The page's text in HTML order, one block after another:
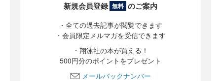
新規会員登録 無料 のご案内
・全ての過去記事が閲覧できます
・会員限定メルマガを受信できます
・翔泳社の本が買える！
500円分のポイントをプレゼント
メールバックナンバー